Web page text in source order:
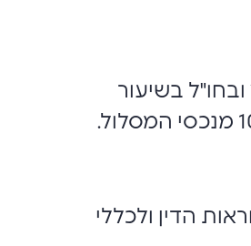
בשיעור
הדין ולכללי